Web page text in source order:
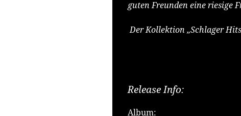
guten Freunden eine riesige
Der Kollektion „Schlager
Release Info:
Album: